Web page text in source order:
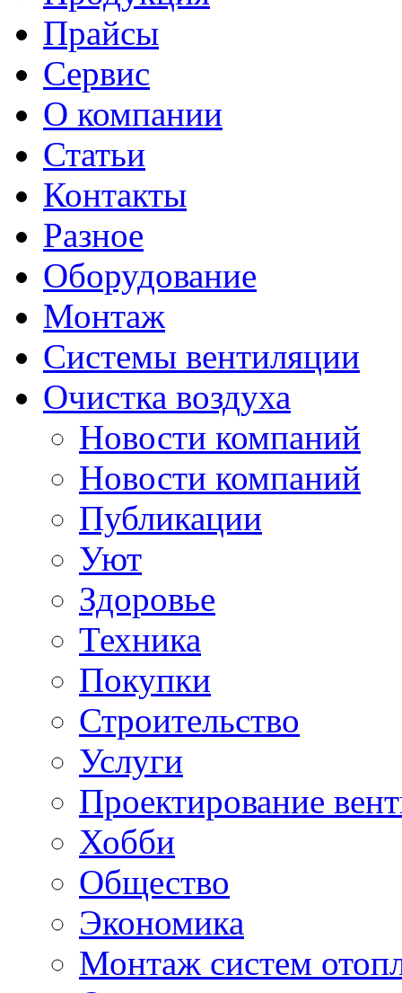
Прайсы
Сервис
О компании
Статьи
Контакты
Разное
Оборудование
Монтаж
Системы вентиляции
Очистка воздуха
Новости компаний
Новости компаний
Публикации
Уют
Здоровье
Техника
Покупки
Строительство
Услуги
Проектирование
Хобби
Общество
Экономика
Монтаж систем